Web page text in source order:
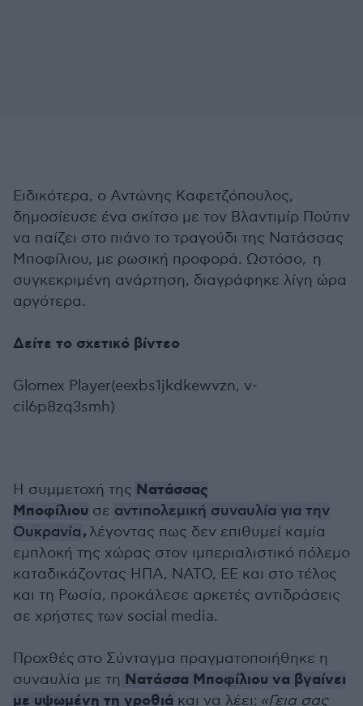
Ειδικότερα, ο Αντώνης Καφετζόπουλος,
δημοσίευσε ένα σκίτσο με τον Βλαντιμίρ Πούτιν
να παίζει στο πιάνο το τραγούδι της Νατάσσας
Μποφίλιου, με ρωσική προφορά. Ωστόσο, η
συγκεκριμένη ανάρτηση, διαγράφηκε λίγη ώρα
αργότερα.
Δείτε το σχετικό βίντεο
Glomex Player(eexbs1jkdkewvzn, v-
cil6p8zq3smh)
H συμμετοχή της Νατάσσας
Μποφίλιου σε αντιπολεμική συναυλία για την
Ουκρανία, λέγοντας πως δεν επιθυμεί καμία
εμπλοκή της χώρας στον ιμπεριαλιστικό πόλεμο
καταδικάζοντας ΗΠΑ, ΝΑΤΟ, ΕΕ και στο τέλος
και τη Ρωσία, προκάλεσε αρκετές αντιδράσεις
σε χρήστες των social media.
Προχθές στο Σύνταγμα πραγματοποιήθηκε η
συναυλία με τη Νατάσσα Μποφίλιου να βγαίνει
με υψωμένη τη γροθιά και να λέει: «Γεια σας